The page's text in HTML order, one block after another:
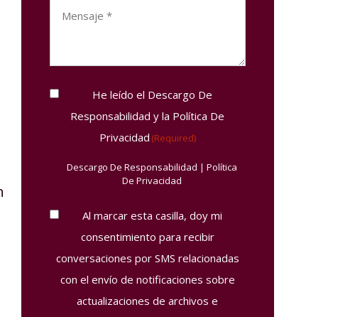
hear
(Required)
ConsentHe leído el Descargo De
Responsabilidad y la Política De
Privacidad (Required)
Descargo De Responsabilidad | Política
De Privacidad
Contact
Disclaimer
Al marcar esta casilla, doy mi
consentimiento para recibir
conversaciones por SMS relacionadas
con el envío de notificaciones sobre
actualizaciones de archivos e